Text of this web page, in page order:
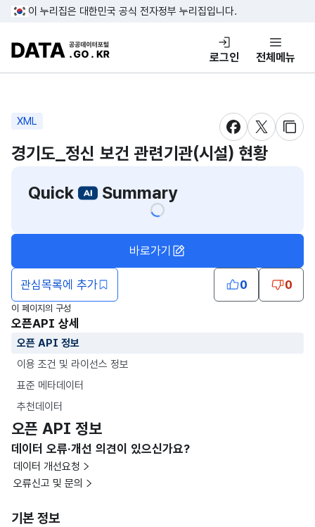
콘텐츠 바로가기
푸터 바로가기
이 누리집은 대한민국 공식 전자정부 누리집입니다.
DATA.GO.KR 공공데이터포털
로그인 전체메뉴
XML
새창 열림새창 열림
새창
경기도_정신 보건 관련기관(시설) 현황
Quick
Summary
관심목록에 추가
바로가기
0 0
이 페이지의 구성
오픈API 상세
오픈 API 정보
이용 조건 및 라이선스 정보
표준 메타데이터
추천데이터
오픈 API 정보
데이터 오류·개선 의견이 있으신가요?
데이터 개선요청
오류신고 및 문의
기본 정보